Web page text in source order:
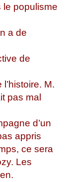
le populisme
a de
de
M.
pas mal
d’un
appris
ce sera
Les